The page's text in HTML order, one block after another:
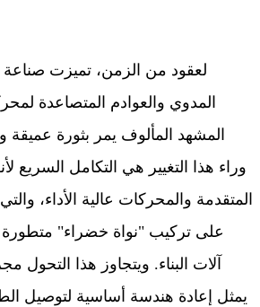
لعقود من الزمن، تميزت صناعة
المدوي والعوادم المتصاعدة
المشهد المألوف يمر بثورة عميقة
وراء هذا التغيير هي التكامل السريع
المتقدمة والمحركات عالية الأداء،
على تركيب "نواة خضراء" متطورة
آلات البناء. ويتجاوز هذا التحول
يمثل إعادة هندسة أساسية لتوصيل